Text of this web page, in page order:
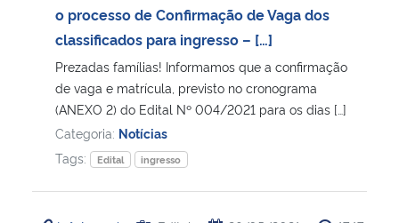
o processo de Confirmação de Vaga dos
classificados para ingresso – […]
Prezadas famílias! Informamos que a confirmação
de vaga e matrícula, previsto no cronograma
(ANEXO 2) do Edital Nº 004/2021 para os dias […]
Categoria: Notícias
Tags:
Edital ingresso